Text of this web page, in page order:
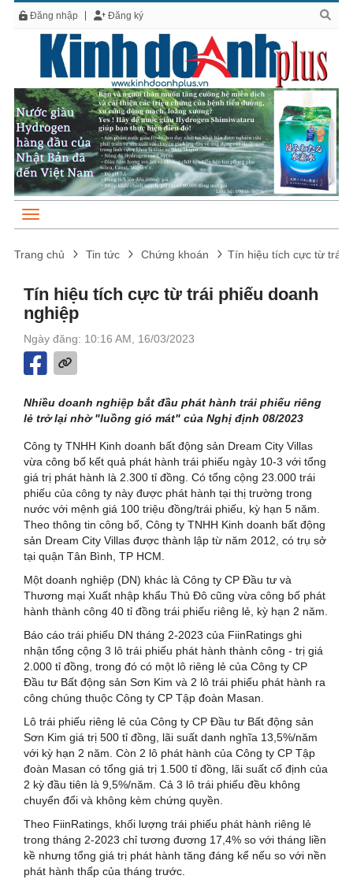
Đăng nhập Đăng ký
Trang chủ Tin tức Chứng khoán Tín hiệu tích cực từ trái
Tín hiệu tích cực từ trái phiếu doanh
nghiệp
Ngày đăng: 10:16 AM, 16/03/2023
Nhiều doanh nghiệp bắt đầu phát hành trái phiếu riêng
lẻ trở lại nhờ "luồng gió mát" của Nghị định 08/2023
Công ty TNHH Kinh doanh bất động sản Dream City Villas
vừa công bố kết quả phát hành trái phiếu ngày 10-3 với tổng
giá trị phát hành là 2.300 tỉ đồng. Có tổng cộng 23.000 trái
phiếu của công ty này được phát hành tại thị trường trong
nước với mệnh giá 100 triệu đồng/trái phiếu, kỳ hạn 5 năm.
Theo thông tin công bố, Công ty TNHH Kinh doanh bất động
sản Dream City Villas được thành lập từ năm 2012, có trụ sở
tại quận Tân Bình, TP HCM.
Một doanh nghiệp (DN) khác là Công ty CP Đầu tư và
Thương mại Xuất nhập khẩu Thủ Đô cũng vừa công bố phát
hành thành công 40 tỉ đồng trái phiếu riêng lẻ, kỳ hạn 2 năm.
Báo cáo trái phiếu DN tháng 2-2023 của FiinRatings ghi
nhận tổng cộng 3 lô trái phiếu phát hành thành công - trị giá
2.000 tỉ đồng, trong đó có một lô riêng lẻ của Công ty CP
Đầu tư Bất động sản Sơn Kim và 2 lô trái phiếu phát hành ra
công chúng thuộc Công ty CP Tập đoàn Masan.
Lô trái phiếu riêng lẻ của Công ty CP Đầu tư Bất động sản
Sơn Kim giá trị 500 tỉ đồng, lãi suất danh nghĩa 13,5%/năm
với kỳ hạn 2 năm. Còn 2 lô phát hành của Công ty CP Tập
đoàn Masan có tổng giá trị 1.500 tỉ đồng, lãi suất cố định của
2 kỳ đầu tiên là 9,5%/năm. Cả 3 lô trái phiếu đều không
chuyển đổi và không kèm chứng quyền.
Theo FiinRatings, khối lượng trái phiếu phát hành riêng lẻ
trong tháng 2-2023 chỉ tương đương 17,4% so với tháng liền
kề nhưng tổng giá trị phát hành tăng đáng kể nếu so với nền
phát hành thấp của tháng trước.